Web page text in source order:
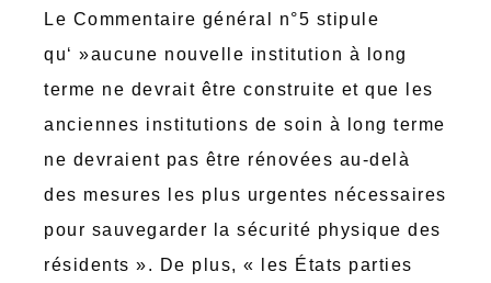
Le Commentaire général n°5 stipule
qu‘ »aucune nouvelle institution à long
terme ne devrait être construite et que les
anciennes institutions de soin à long terme
ne devraient pas être rénovées au-delà
des mesures les plus urgentes nécessaires
pour sauvegarder la sécurité physique des
résidents ». De plus, « les États parties